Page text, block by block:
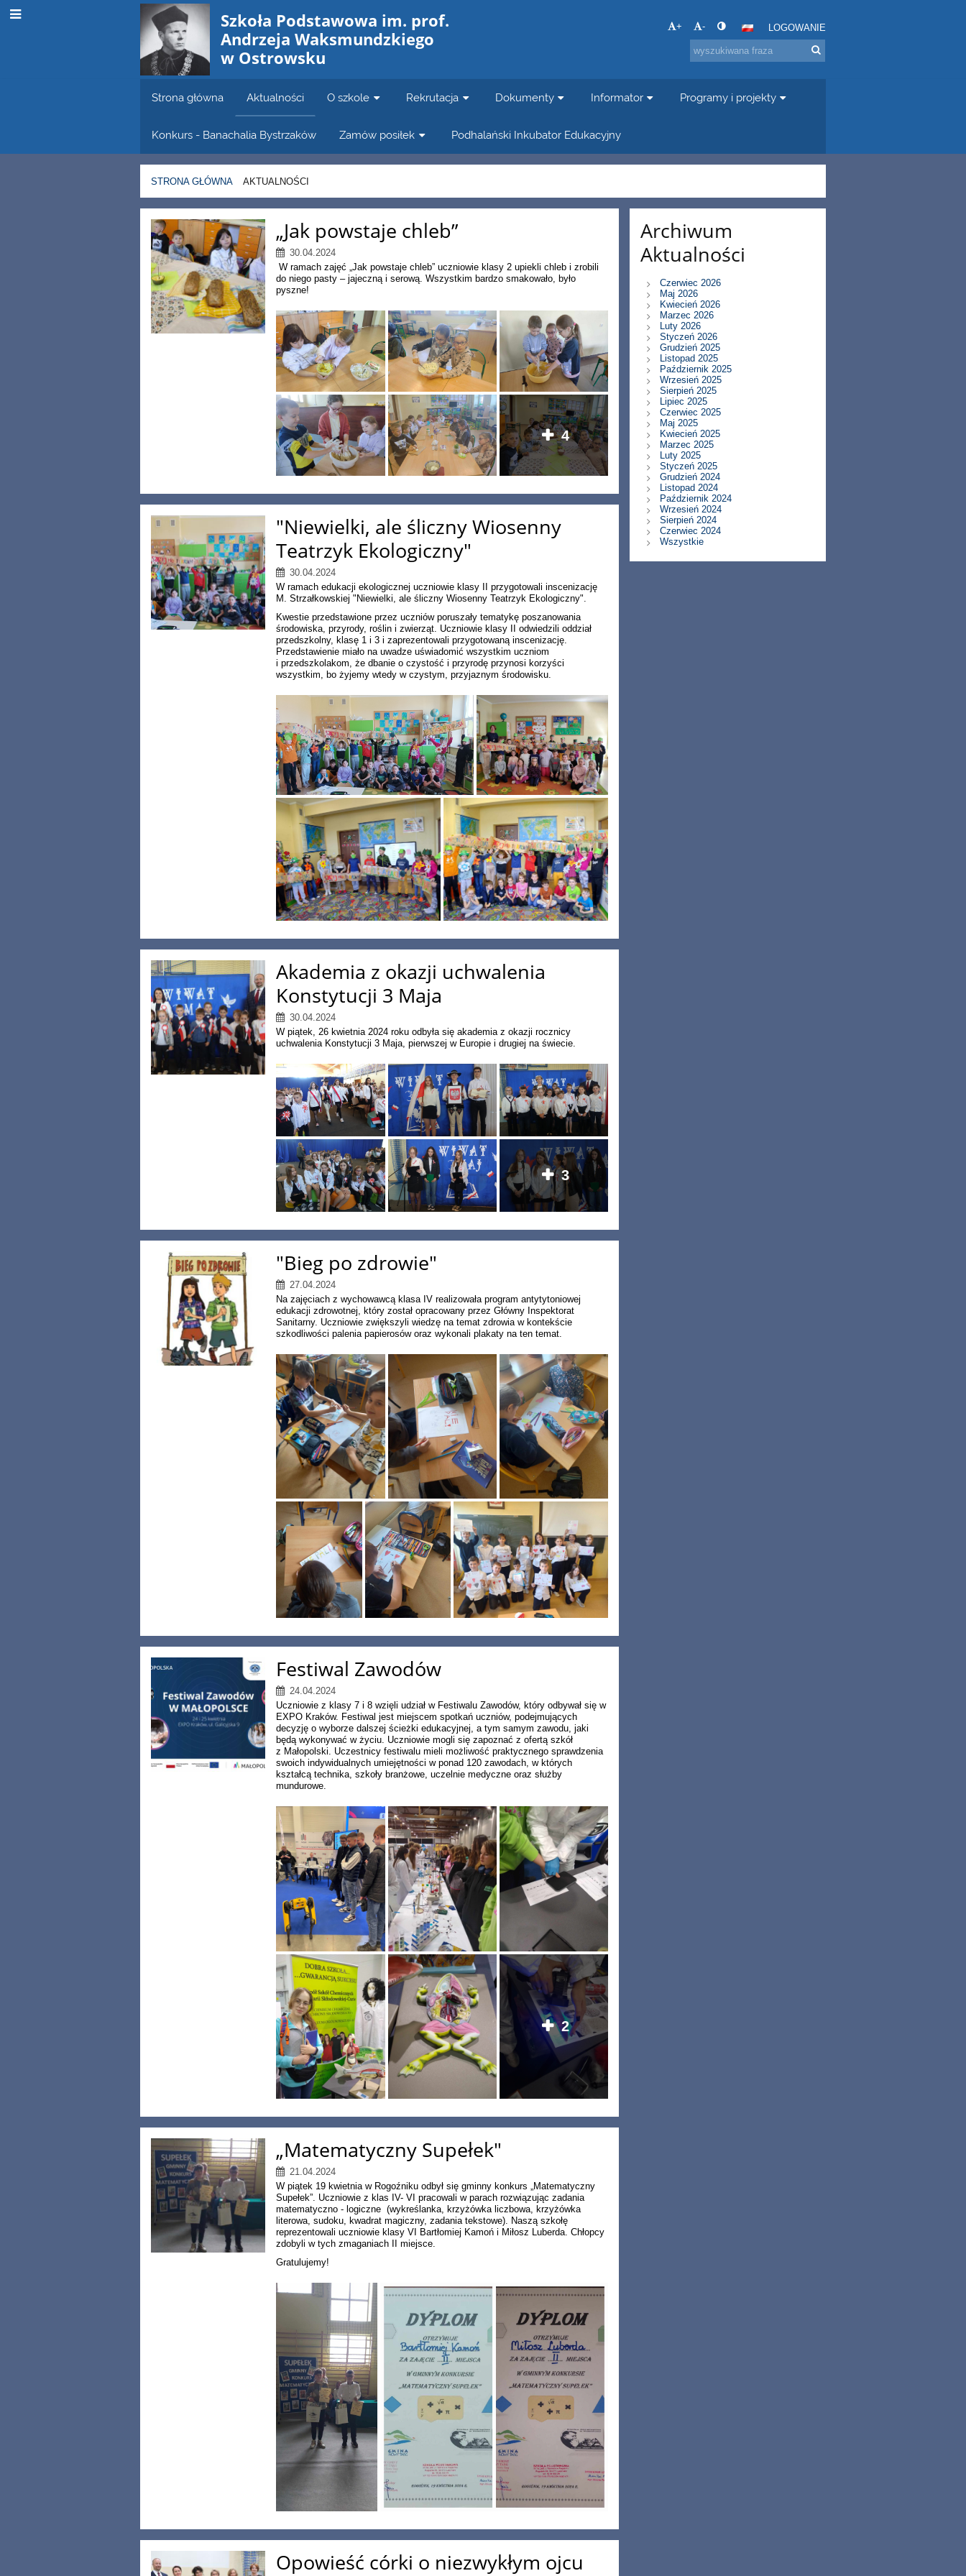
Szkoła Podstawowa im. prof.
Andrzeja Waksmundzkiego
w Ostrowsku
+ - LOGOWANIE
Strona główna Aktualności O szkole Rekrutacja Dokumenty Informator Programy i projekty
Konkurs - Banachalia Bystrzaków Zamów posiłek Podhalański Inkubator Edukacyjny
STRONA GŁÓWNA AKTUALNOŚCI
Aktualności „Jak powstaje chleb”
30.04.2024
W ramach zajęć „Jak powstaje chleb” uczniowie klasy 2 upiekli chleb i zrobili
do niego pasty – jajeczną i serową. Wszystkim bardzo smakowało, było
pyszne!
4
"Niewielki, ale śliczny Wiosenny
Teatrzyk Ekologiczny"
30.04.2024
W ramach edukacji ekologicznej uczniowie klasy II przygotowali inscenizację
M. Strzałkowskiej "Niewielki, ale śliczny Wiosenny Teatrzyk Ekologiczny".
Kwestie przedstawione przez uczniów poruszały tematykę poszanowania
środowiska, przyrody, roślin i zwierząt. Uczniowie klasy II odwiedzili oddział
przedszkolny, klasę 1 i 3 i zaprezentowali przygotowaną inscenizację.
Przedstawienie miało na uwadze uświadomić wszystkim uczniom
i przedszkolakom, że dbanie o czystość i przyrodę przynosi korzyści
wszystkim, bo żyjemy wtedy w czystym, przyjaznym środowisku.
Akademia z okazji uchwalenia
Konstytucji 3 Maja
30.04.2024
W piątek, 26 kwietnia 2024 roku odbyła się akademia z okazji rocznicy
uchwalenia Konstytucji 3 Maja, pierwszej w Europie i drugiej na świecie.
3
"Bieg po zdrowie"
27.04.2024
Na zajęciach z wychowawcą klasa IV realizowała program antytytoniowej
edukacji zdrowotnej, który został opracowany przez Główny Inspektorat
Sanitarny. Uczniowie zwiększyli wiedzę na temat zdrowia w kontekście
szkodliwości palenia papierosów oraz wykonali plakaty na ten temat.
Festiwal Zawodów
24.04.2024
Uczniowie z klasy 7 i 8 wzięli udział w Festiwalu Zawodów, który odbywał się w
EXPO Kraków. Festiwal jest miejscem spotkań uczniów, podejmujących
decyzję o wyborze dalszej ścieżki edukacyjnej, a tym samym zawodu, jaki
będą wykonywać w życiu. Uczniowie mogli się zapoznać z ofertą szkół
z Małopolski. Uczestnicy festiwalu mieli możliwość praktycznego sprawdzenia
swoich indywidualnych umiejętności w ponad 120 zawodach, w których
kształcą technika, szkoły branżowe, uczelnie medyczne oraz służby
mundurowe.
2
„Matematyczny Supełek"
21.04.2024
W piątek 19 kwietnia w Rogoźniku odbył się gminny konkurs „Matematyczny
Supełek”. Uczniowie z klas IV- VI pracowali w parach rozwiązując zadania
matematyczno - logiczne (wykreślanka, krzyżówka liczbowa, krzyżówka
literowa, sudoku, kwadrat magiczny, zadania tekstowe). Naszą szkołę
reprezentowali uczniowie klasy VI Bartłomiej Kamoń i Miłosz Luberda. Chłopcy
zdobyli w tych zmaganiach II miejsce.
Gratulujemy!
Opowieść córki o niezwykłym ojcu
Archiwum
Aktualności
Czerwiec 2026
Maj 2026
Kwiecień 2026
Marzec 2026
Luty 2026
Styczeń 2026
Grudzień 2025
Listopad 2025
Październik 2025
Wrzesień 2025
Sierpień 2025
Lipiec 2025
Czerwiec 2025
Maj 2025
Kwiecień 2025
Marzec 2025
Luty 2025
Styczeń 2025
Grudzień 2024
Listopad 2024
Październik 2024
Wrzesień 2024
Sierpień 2024
Czerwiec 2024
Wszystkie